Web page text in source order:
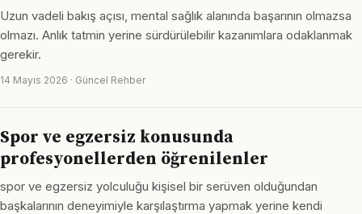
Uzun vadeli bakış açısı, mental sağlık alanında başarının olmazsa
olmazı. Anlık tatmin yerine sürdürülebilir kazanımlara odaklanmak
gerekir.
14 Mayıs 2026 · Güncel Rehber
Spor ve egzersiz konusunda
profesyonellerden öğrenilenler
spor ve egzersiz yolculuğu kişisel bir serüven olduğundan
başkalarının deneyimiyle karşılaştırma yapmak yerine kendi